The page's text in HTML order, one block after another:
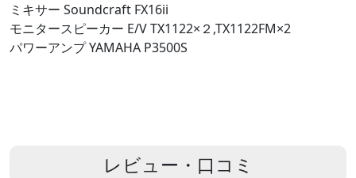
ミキサー Soundcraft FX16ii
モニタースピーカー E/V TX1122×２,TX1122FM×2
パワーアンプ YAMAHA P3500S
レビュー・口コミ